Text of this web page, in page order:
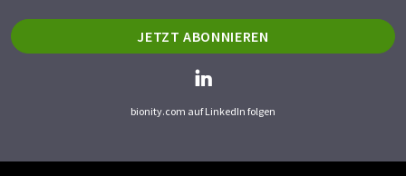
JETZT ABONNIEREN
bionity.com auf LinkedIn folgen